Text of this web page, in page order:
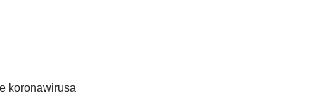
koronawirusa